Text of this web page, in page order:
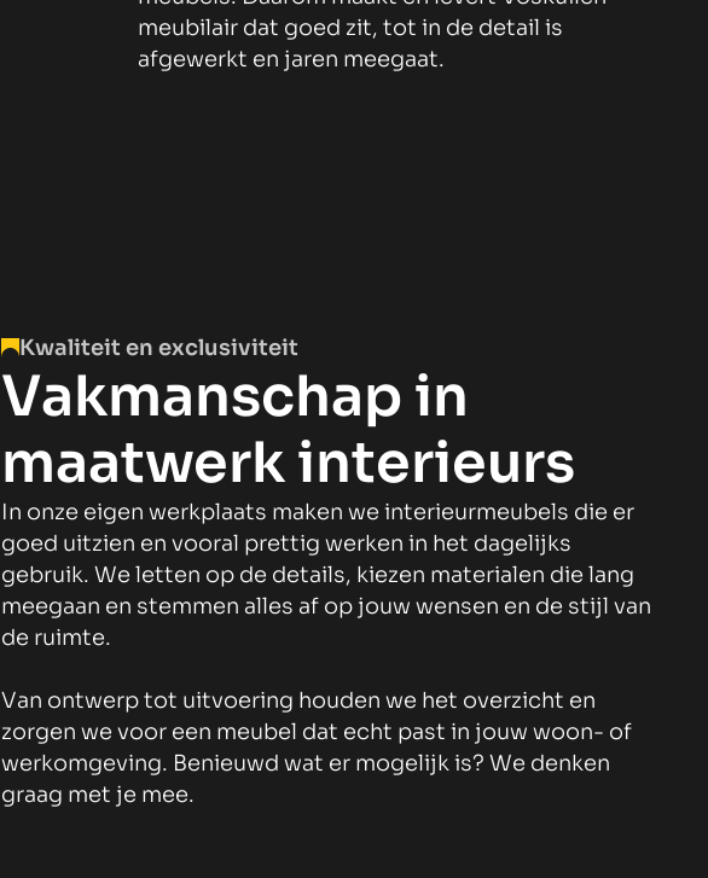
meubilair dat goed zit, tot in de detail is
afgewerkt en jaren meegaat.
Kwaliteit en exclusiviteit
Vakmanschap in
maatwerk interieurs
In onze eigen werkplaats maken we interieurmeubels die er
goed uitzien en vooral prettig werken in het dagelijks
gebruik. We letten op de details, kiezen materialen die lang
meegaan en stemmen alles af op jouw wensen en de stijl van
de ruimte.
Van ontwerp tot uitvoering houden we het overzicht en
zorgen we voor een meubel dat echt past in jouw woon- of
werkomgeving. Benieuwd wat er mogelijk is? We denken
graag met je mee.